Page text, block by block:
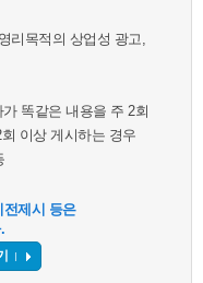
리목적의 상업성 광고,
똑같은 내용을 주 2회
이상 게시하는 경우
전제시 등은